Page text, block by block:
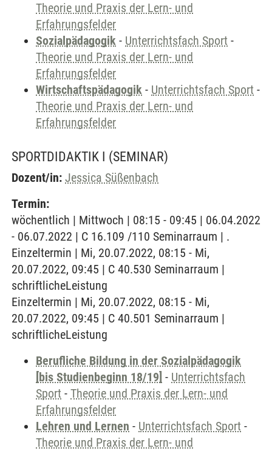
Theorie und Praxis der Lern- und
Erfahrungsfelder
Sozialpädagogik - Unterrichtsfach Sport -
Theorie und Praxis der Lern- und
Erfahrungsfelder
Wirtschaftspädagogik - Unterrichtsfach Sport -
Theorie und Praxis der Lern- und
Erfahrungsfelder
SPORTDIDAKTIK I (SEMINAR)
Dozent/in: Jessica Süßenbach
Termin:
wöchentlich | Mittwoch | 08:15 - 09:45 | 06.04.2022
- 06.07.2022 | C 16.109 /110 Seminarraum | .
Einzeltermin | Mi, 20.07.2022, 08:15 - Mi,
20.07.2022, 09:45 | C 40.530 Seminarraum |
schriftlicheLeistung
Einzeltermin | Mi, 20.07.2022, 08:15 - Mi,
20.07.2022, 09:45 | C 40.501 Seminarraum |
schriftlicheLeistung
Berufliche Bildung in der Sozialpädagogik
[bis Studienbeginn 18/19] - Unterrichtsfach
Sport - Theorie und Praxis der Lern- und
Erfahrungsfelder
Lehren und Lernen - Unterrichtsfach Sport -
Theorie und Praxis der Lern- und